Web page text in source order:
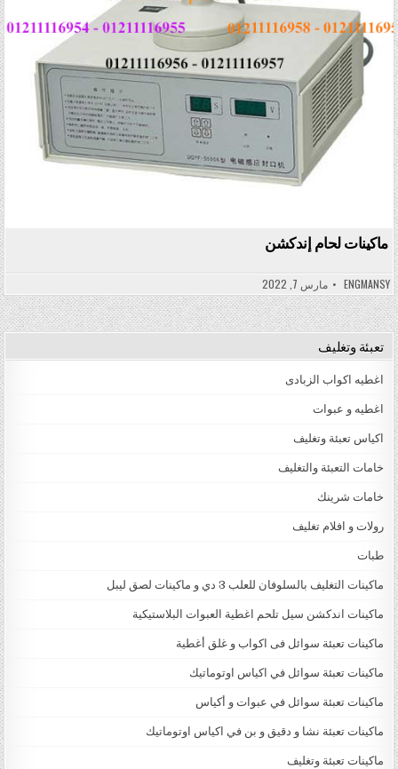
ماكينات لحام إندكشن
ENGMANSY مارس 7, 2022
تعبئة وتغليف
اغطيه اكواب الزبادى
اغطيه و عبوات
اكياس تعبئة وتغليف
خامات التعبئة والتغليف
خامات شرينك
رولات و افلام تغليف
طبات
ماكينات التغليف بالسلوفان للعلب 3 دي و ماكينات لصق ليبل
ماكينات اندكشن سيل تلحم اغطية العبوات البلاستيكية
ماكينات تعبئة سوائل فى اكواب و غلق أغطية
ماكينات تعبئة سوائل في اكياس اوتوماتيك
ماكينات تعبئة سوائل في عبوات و أكياس
ماكينات تعبئة نشا و دقيق و بن في اكياس اوتوماتيك
ماكينات تعبئة وتغليف